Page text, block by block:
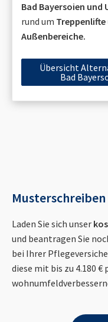
Bad Bayersoien und
rund um
Außenbereiche.
Übersicht
Bad
Musterschreiben
Laden Sie sich unser
und beantragen Sie
bei Ihrer
diese mit bis zu 4.180 €